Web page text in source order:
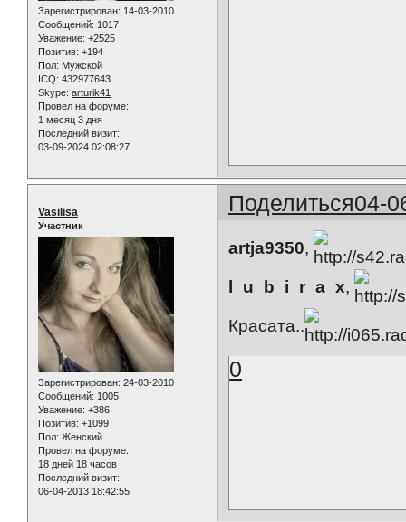
Зарегистрирован: 14-03-2010
Сообщений: 1017
Уважение: +2525
Позитив: +194
Пол: Мужской
ICQ: 432977643
Skype: arturik41
Провел на форуме:
1 месяц 3 дня
Последний визит:
03-09-2024 02:08:27
Поделиться04-
Vasilisa
Участник
Зарегистрирован: 24-03-2010
Сообщений: 1005
Уважение: +386
Позитив: +1099
Пол: Женский
Провел на форуме:
18 дней 18 часов
Последний визит:
06-04-2013 18:42:55
artja9350,
l_u_b_i_r_a_x,
Красата..
0